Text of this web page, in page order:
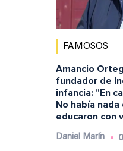
FAMOSOS
Amancio
fundador de
infancia: "En
No había
educaron con
Daniel Marín